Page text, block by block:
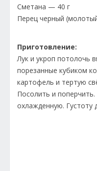
Сметана — 40 г
Перец черный
Приготовление:
Лук и укроп потолочь
порезанные кубиком
картофель и тертую
Посолить и
охлажденную. Густоту